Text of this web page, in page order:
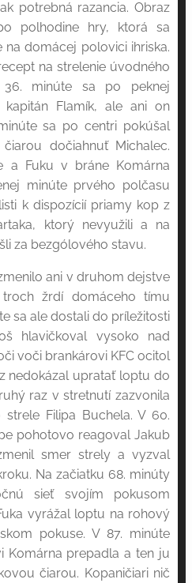
potrebná razancia. Obraz
polhodine hry, ktorá sa
domácej polovici ihriska.
na strelenie úvodného
minúte sa po peknej
Flamík, ale ani on
sa po centri pokúšal
dočiahnuť Michalec.
a Fuku v bráne Komárna
minúte prvého polčasu
k dispozícií priamy kop z
ktorý nevyužili a na
za bezgólového stavu.
ani v druhom dejstve
žrdí domáceho tímu
sa ale dostali do príležitosti
hlavičkoval vysoko nad
voči brankárovi KFC ocitol
nedokázal upratať loptu do
raz v stretnutí zazvonila
Filipa Buchela. V 60.
pohotovo reagoval Jakub
smer strely a vyzval
Na začiatku 68. minúty
sieť svojím pokusom
vyrážal loptu na rohový
pokuse. V 87. minúte
Komárna prepadla a ten ju
čiarou. Kopaničiari nič